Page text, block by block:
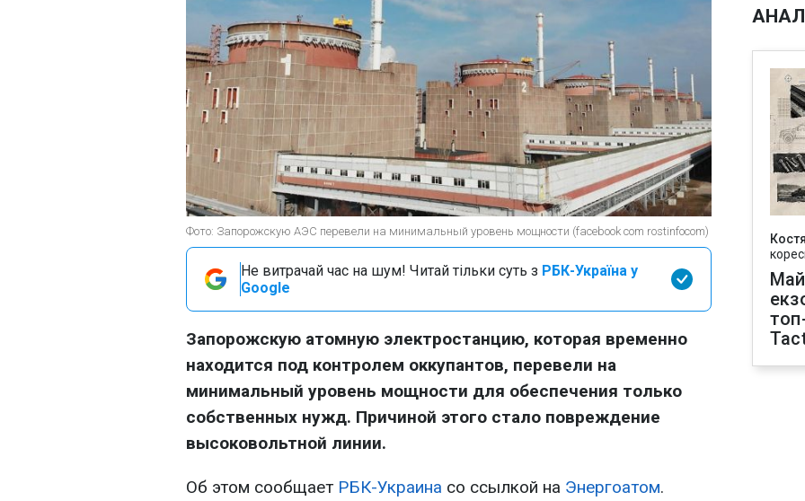
Фото: Запорожскую АЭС перевели на минимальный уровень мощности (facebook com rostinfocom)
Не витрачай час на шум! Читай тільки суть з РБК-Україна у
Google
Запорожскую атомную электростанцию, которая временно
находится под контролем оккупантов, перевели на
минимальный уровень мощности для обеспечения только
собственных нужд. Причиной этого стало повреждение
высоковольтной линии.
Об этом сообщает РБК-Украина со ссылкой на Энергоатом.